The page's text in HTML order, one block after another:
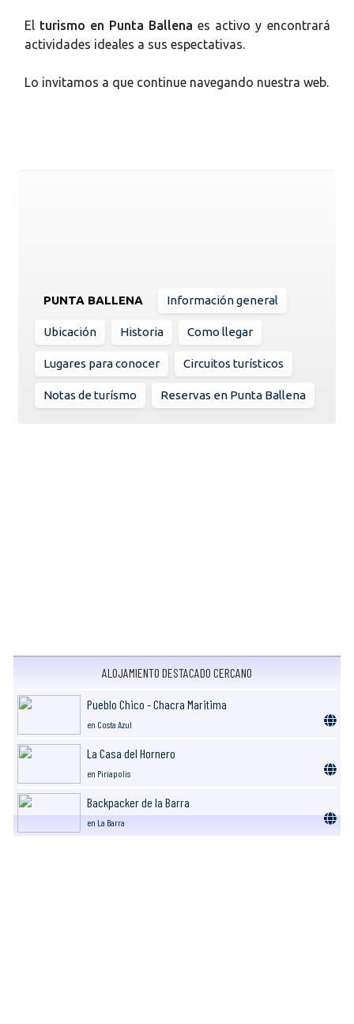
El turismo en Punta Ballena es activo y encontrará
actividades ideales a sus espectativas.
Lo invitamos a que continue navegando nuestra web.
PUNTA BALLENA Información general
Ubicación Historia Como llegar
Lugares para conocer Circuitos turísticos
Notas de turísmo Reservas en Punta Ballena
ALOJAMIENTO DESTACADO CERCANO
Pueblo Chico - Chacra Maritima
en Costa Azul
La Casa del Hornero
en Piriapolis
Backpacker de la Barra
en La Barra